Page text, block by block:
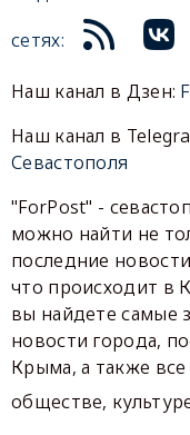
сетях:
Наш канал в Дзен:
Наш канал в
Севастополя
"ForPost" -
можно найти не
последние
что происходит в
вы найдете самые
новости города,
Крыма, а также
обществе,